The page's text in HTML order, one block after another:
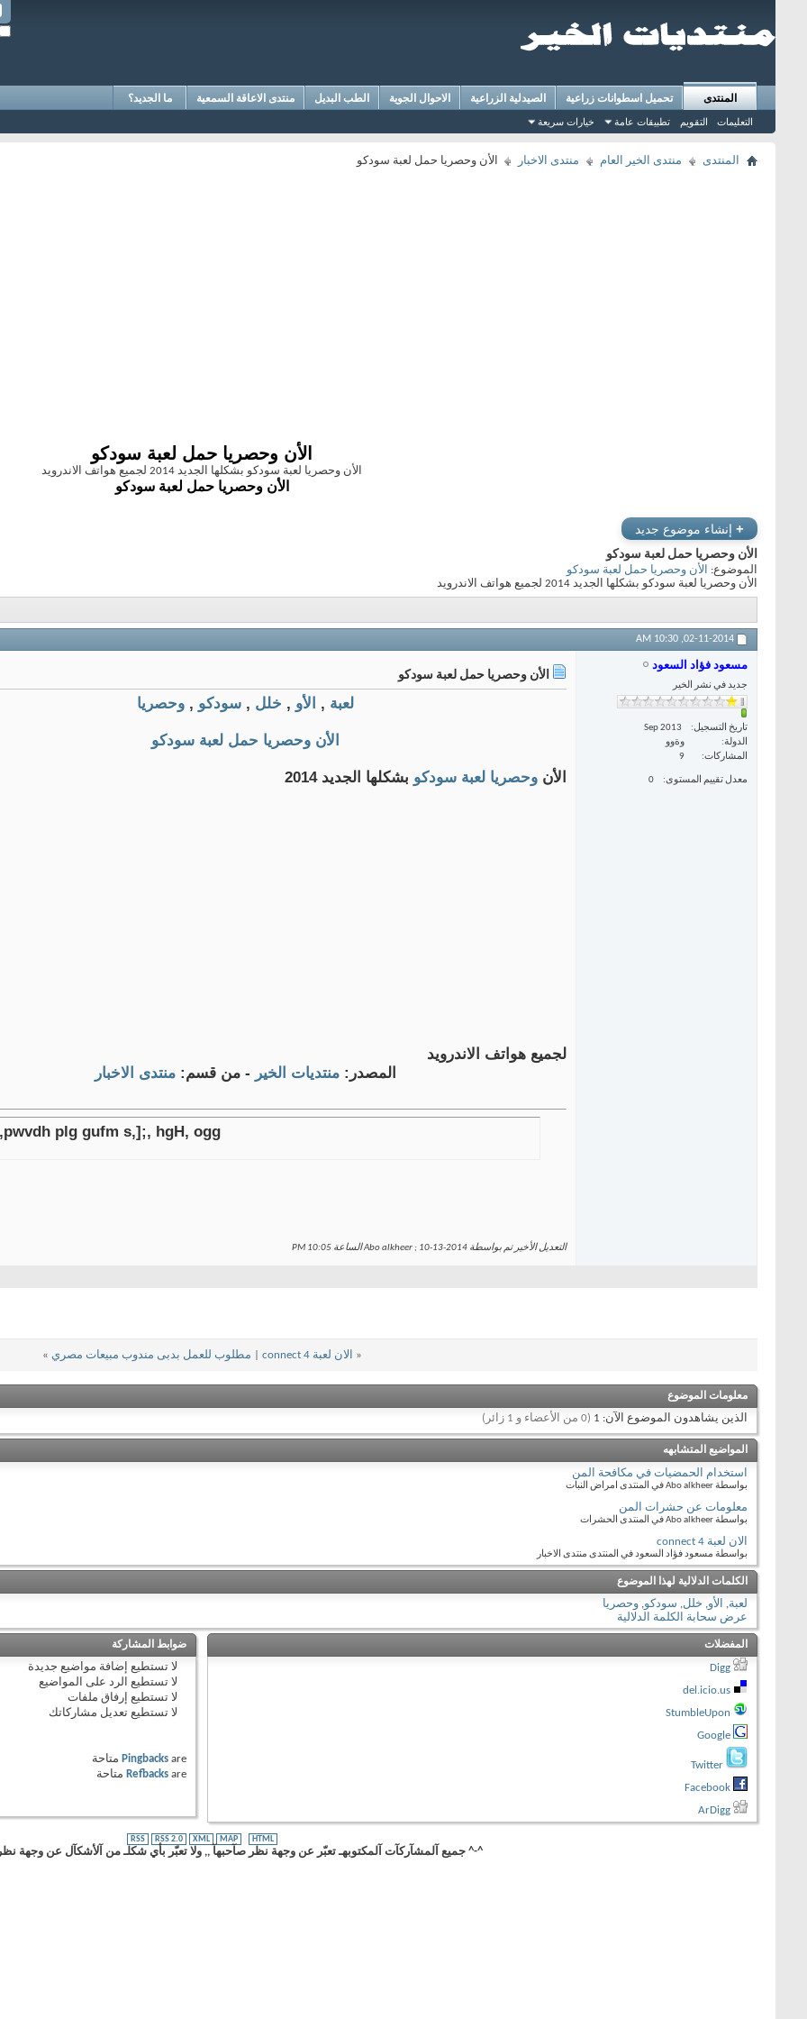
المنتدى
التعليمات التقويم تطبيقات عامة خيارات سريعة
تحميل اسطوانات زراعية الصيدلية الزراعية الاحوال الجوية الطب البديل منتدى الاعاقة السمعية ما الجديد؟
المنتدى منتدى الخير العام منتدى الاخبار الأن وحصريا حمل لعبة سودكو
الأن وحصريا حمل لعبة سودكو
الأن وحصريا لعبة سودكو بشكلها الجديد 2014 لجميع هواتف الاندرويد
الأن وحصريا حمل لعبة سودكو
+ إنشاء موضوع جديد
الأن وحصريا حمل لعبة سودكو
الموضوع:
الأن وحصريا حمل لعبة سودكو
الأن وحصريا لعبة سودكو بشكلها الجديد 2014 لجميع هواتف الاندرويد
02-11-2014,
10:30 AM
مسعود فؤاد السعود
جديد في نشر الخير
تاريخ التسجيل
Sep 2013
الدولة
وةوو
المشاركات
9
معدل تقييم المستوى 0
الأن وحصريا حمل لعبة سودكو
لعبة , الأو , خلل , سودكو , وحصريا
الأن وحصريا حمل لعبة سودكو
الأن وحصريا لعبة سودكو بشكلها الجديد 2014
لجميع هواتف الاندرويد
المصدر: منتديات الخير - من قسم: منتدى الاخبار
plg gufm s,];, hgH, ogg
التعديل الأخير تم بواسطة Abo alkheer ; 10-13-2014 الساعة 10:05 PM
« الان لعبة connect 4 مطلوب للعمل بدبى مندوب مبيعات مصري »
معلومات الموضوع
الذين يشاهدون الموضوع الآن: 1 (0 من الأعضاء و 1 زائر)
المواضيع المتشابهه
استخدام الحمضيات في مكافحة المن
بواسطة Abo alkheer في المنتدى امراض النبات
معلومات عن حشرات المن
بواسطة Abo alkheer في المنتدى الحشرات
الان لعبة connect 4
بواسطة مسعود فؤاد السعود في المنتدى منتدى الاخبار
الكلمات الدلالية لهذا الموضوع
لعبة, الأو, خلل, سودكو, وحصريا
عرض سحابة الكلمة الدلالية
المفضلات
Digg
del.icio.us
StumbleUpon
Google
Twitter
Facebook
ArDigg
ضوابط المشاركة
لا تستطيعإضافة مواضيع جديدة
لا تستطيعالرد على المواضيع
لا تستطيعإرفاق ملفات
لا تستطيعتعديل مشاركاتك
Pingbacks are
متاحة
Refbacks are متاحة
RSS RSS 2.0 XML MAP HTML
^-^ جميع آلمشآركآت آلمكتوبهـ تعبّر عن وجهة نظر صآحبهآ ,, ولا تعبّر بأي شكلـ من آلأشكآل عن وجهة